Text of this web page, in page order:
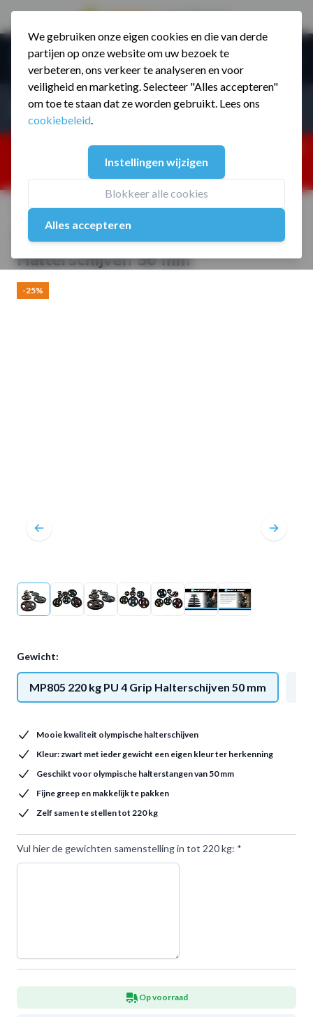
We gebruiken onze eigen cookies en die van derde
partijen op onze website om uw bezoek te
verbeteren, ons verkeer te analyseren en voor
veiligheid en marketing. Selecteer "Alles accepteren"
om toe te staan dat ze worden gebruikt. Lees ons
cookiebeleid.
Instellingen wijzigen
Blokkeer alle cookies
Alles accepteren
Ga naar de inhoud
Menu
Producten zoeken...
25% korting ivm vakantiesluiting. Gebruik code:
ZOMERMP. muv vloeren, fitnesstoestellen, boksartikelen,
zakelijk en dealer inlog. Verzending vanaf 19 aug.
Home / MP805 220 kg PU 4 Grip Halterschijven 50 mm
MP805 220 kg PU 4 Grip
Halterschijven 50 mm
-25%
Gewicht:
MP805 220 kg PU 4 Grip Halterschijven 50 mm
Mooie kwaliteit olympische halterschijven
Kleur: zwart met ieder gewicht een eigen kleur ter herkenning
Geschikt voor olympische halterstangen van 50 mm
Fijne greep en makkelijk te pakken
Zelf samen te stellen tot 220 kg
Vul hier de gewichten samenstelling in tot 220 kg: *
Op voorraad